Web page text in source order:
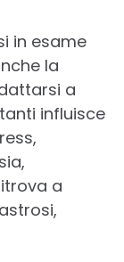
in esame
la
a
influisce
a